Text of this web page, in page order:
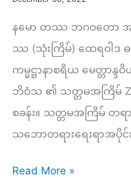
သတ္တမ
အကြိမ်
တရား
နမော တဿ ဘဂဝတော အ
ဿ (သုံးကြိမ်) ထေရဝါဒ ဓမ္
ကမ္မဋ္ဌာနာစရိယ မေတ္တာ
ဘိဝံသ ၏ သတ္တမအကြိမ်
စခန်း။ သတ္တမအကြိမ် တရာ
သဘောတရားရေးရာအပိုင်
ဝေဒနာ
Read More »